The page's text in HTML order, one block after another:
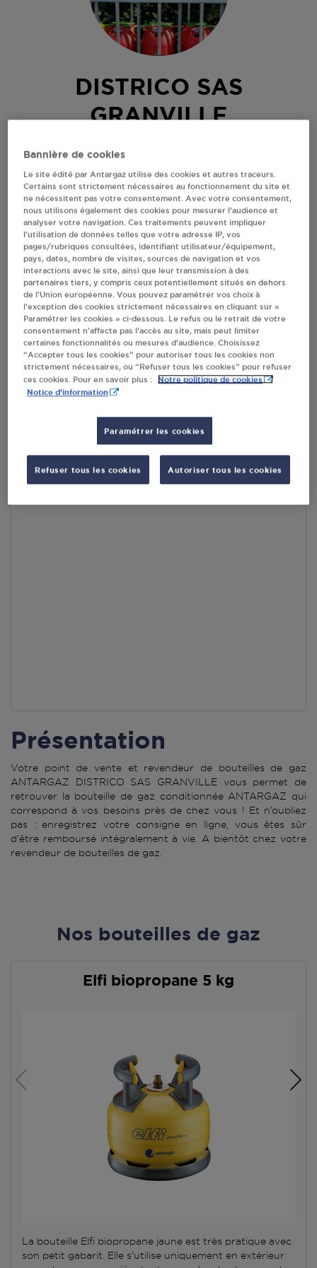
DISTRICO SAS
GRANVILLE
MAGASIN VERT
50400GRANVILLE
Revendeur de bouteilles de gaz
S'Y RENDRE
AFFICHER LE TÉLÉPHONE
RECEVOIR LES COORDONNÉES DU REVENDEUR
En cliquant sur « S’y rendre », j’autorise le traitement
d’informations (dont mon adresse IP) et leur transfert hors UE
par Google Maps afin d’afficher la carte.
En savoir plus
Accès
Présentation
Votre point de vente et revendeur de bouteilles de gaz
ANTARGAZ DISTRICO SAS GRANVILLE vous permet de
retrouver la bouteille de gaz conditionnée ANTARGAZ qui
correspond à vos besoins près de chez vous ! Et n’oubliez
pas : enregistrez votre consigne en ligne, vous êtes sûr
d’être remboursé intégralement à vie. A bientôt chez votre
revendeur de bouteilles de gaz.
Nos bouteilles de gaz
Elfi biopropane 5 kg
La bouteille Elfi biopropane jaune est très pratique avec
son petit gabarit. Elle s'utilise uniquement en extérieur
Bannière de cookies
Le site édité par Antargaz utilise des cookies et autres traceurs.
Certains sont strictement nécessaires au fonctionnement du site et
ne nécessitent pas votre consentement. Avec votre consentement,
nous utilisons également des cookies pour mesurer l’audience et
analyser votre navigation. Ces traitements peuvent impliquer
l’utilisation de données telles que votre adresse IP, vos
pages/rubriques consultées, identifiant utilisateur/équipement,
pays, dates, nombre de visites, sources de navigation et vos
interactions avec le site, ainsi que leur transmission à des
partenaires tiers, y compris ceux potentiellement situés en dehors
de l’Union européenne. Vous pouvez paramétrer vos choix à
l’exception des cookies strictement nécessaires en cliquant sur «
Paramétrer les cookies » ci-dessous. Le refus ou le retrait de votre
consentement n’affecte pas l’accès au site, mais peut limiter
certaines fonctionnalités ou mesures d’audience. Choisissez
“Accepter tous les cookies” pour autoriser tous les cookies non
strictement nécessaires, ou “Refuser tous les cookies” pour refuser
ces cookies. Pour en savoir plus :
Notre politique de cookies
Notice d'information
Paramétrer les cookies
Refuser tous les cookies Autoriser tous les cookies